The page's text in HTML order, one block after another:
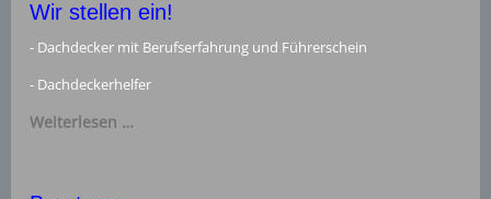
Wir stellen ein!
- Dachdecker mit Berufserfahrung und Führerschein
- Dachdeckerhelfer
Weiterlesen …